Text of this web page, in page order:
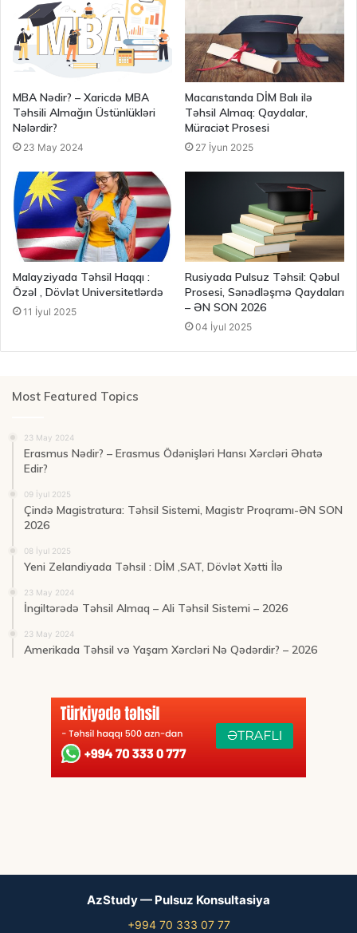
MBA Nədir? – Xaricdə MBA
Təhsili Almağın Üstünlükləri
Nələrdir?
23 May 2024
Macarıstanda DİM Balı ilə
Təhsil Almaq: Qaydalar,
Müraciət Prosesi
27 İyun 2025
Malayziyada Təhsil Haqqı :
Özəl , Dövlət Universitetlərdə
11 İyul 2025
Rusiyada Pulsuz Təhsil: Qəbul
Prosesi, Sənədləşmə Qaydaları
– ƏN SON 2026
04 İyul 2025
Most Featured Topics
23 May 2024
Erasmus Nədir? – Erasmus Ödənişləri Hansı Xərcləri Əhatə
Edir?
09 İyul 2025
Çində Magistratura: Təhsil Sistemi, Magistr Proqramı-ƏN SON
2026
08 İyul 2025
Yeni Zelandiyada Təhsil : DİM ,SAT, Dövlət Xətti İlə
23 May 2024
İngiltərədə Təhsil Almaq – Ali Təhsil Sistemi – 2026
23 May 2024
Amerikada Təhsil və Yaşam Xərcləri Nə Qədərdir? – 2026
AzStudy — Pulsuz Konsultasiya
+994 70 333 07 77